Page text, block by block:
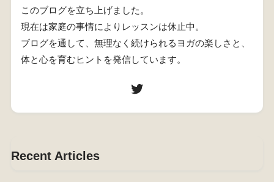
このブログを立ち上げました。
現在は家庭の事情によりレッスンは休止中。
ブログを通して、無理なく続けられるヨガの楽しさと、
体と心を育むヒントを発信しています。
Recent Articles